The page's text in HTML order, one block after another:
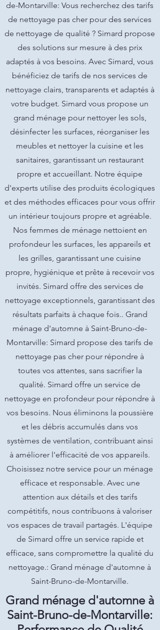
de-Montarville: Vous recherchez des tarifs
de nettoyage pas cher pour des services
de nettoyage de qualité ? Simard propose
des solutions sur mesure à des prix
adaptés à vos besoins. Avec Simard, vous
bénéficiez de tarifs de nos services de
nettoyage clairs, transparents et adaptés à
votre budget. Simard vous propose un
grand ménage pour nettoyer les sols,
désinfecter les surfaces, réorganiser les
meubles et nettoyer la cuisine et les
sanitaires, garantissant un restaurant
propre et accueillant. Notre équipe
d'experts utilise des produits écologiques
et des méthodes efficaces pour vous offrir
un intérieur toujours propre et agréable.
Nos femmes de ménage nettoient en
profondeur les surfaces, les appareils et
les grilles, garantissant une cuisine
propre, hygiénique et prête à recevoir vos
invités. Simard offre des services de
nettoyage exceptionnels, garantissant des
résultats parfaits à chaque fois.. Grand
ménage d'automne à Saint-Bruno-de-
Montarville: Simard propose des tarifs de
nettoyage pas cher pour répondre à
toutes vos attentes, sans sacrifier la
qualité. Simard offre un service de
nettoyage en profondeur pour répondre à
vos besoins. Nous éliminons la poussière
et les débris accumulés dans vos
systèmes de ventilation, contribuant ainsi
à améliorer l'efficacité de vos appareils.
Choisissez notre service pour un ménage
efficace et responsable. Avec une
attention aux détails et des tarifs
compétitifs, nous contribuons à valoriser
vos espaces de travail partagés. L'équipe
de Simard offre un service rapide et
efficace, sans compromettre la qualité du
nettoyage.: Grand ménage d'automne à
Saint-Bruno-de-Montarville.
Grand ménage d'automne à
Saint-Bruno-de-Montarville: